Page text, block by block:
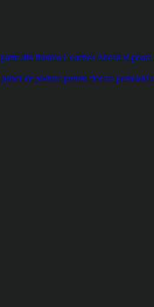
din librăria Coaches Ahead și
de pornire pentru fiecare persoană